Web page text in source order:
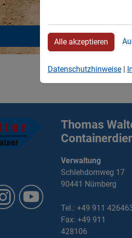
SAND
Thomas
Verwaltung
Schlehdornweg 17
90441 Nürnberg
Tel.: +49 911
Fax: +49 911
428106
Alle akzeptieren
Datenschutzhinweise |